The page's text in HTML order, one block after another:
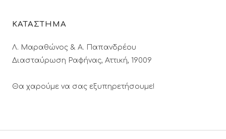
ΚΑΤΑΣΤΗΜΑ
Λ. Μαραθώνος & A. Παπανδρέου
Διασταύρωση Ραφήνας, Αττική, 19009
Θα χαρούμε να σας εξυπηρετήσουμε!